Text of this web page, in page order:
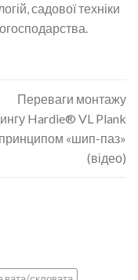
садової техніки
Переваги монтажу
Hardie® VL Plank
«шип-паз»
(відео)